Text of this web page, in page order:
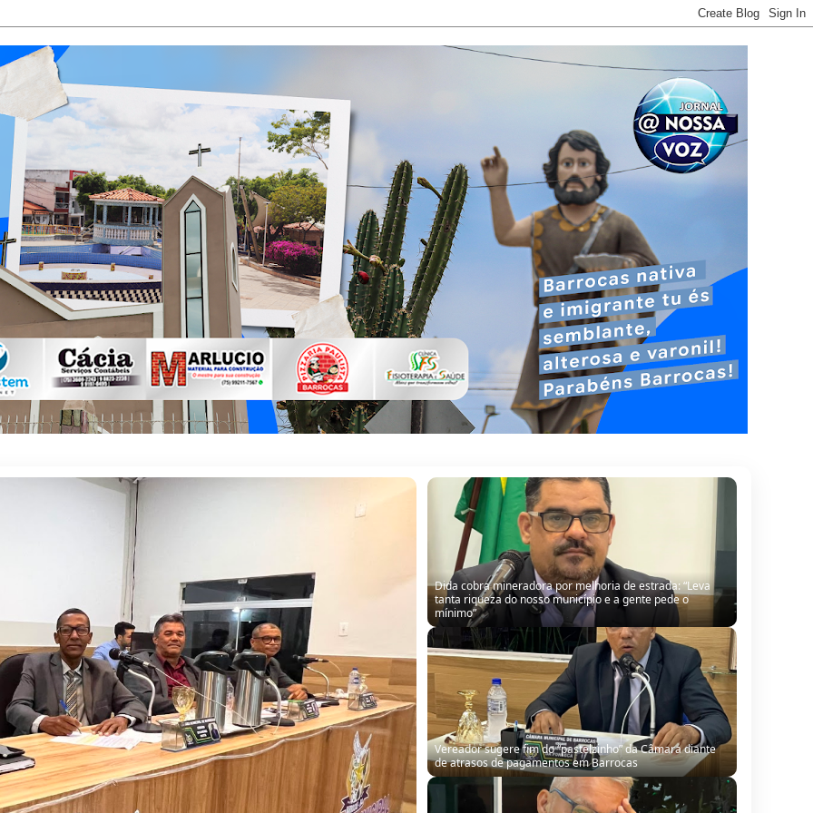
Vereador sugere fim do “pastelzinho” da Câmara diante
de atrasos de pagamentos em Barrocas
Na Câmara Municipal, Sinésio defende gestão de Almir,
mas reconhece falhas: “Não estamos aqui para cobrir
erro de ninguém”